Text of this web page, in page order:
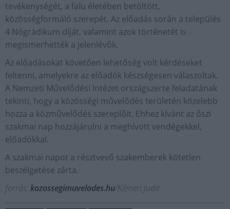
tevékenységét, a falu életében betöltött,
közösségformáló szerepét. Az előadás során a település
4 Nógrádikum díját, valamint azok történetét is
megismerhették a jelenlévők.
Az előadásokat követően lehetőség volt kérdéseket
feltenni, amelyekre az előadók készségesen válaszoltak.
A Nemzeti Művelődési Intézet országszerte feladatának
tekinti, hogy a közösségi művelődés területén közelebb
hozza a közművelődés szereplőit. Ehhez kívánt az őszi
szakmai nap hozzájárulni a meghívott vendégekkel,
előadókkal.
A szakmai napot a résztvevő szakemberek kötetlen
beszélgetése zárta.
forrás: kozossegimuvelodes.hu/Kémeri Judit